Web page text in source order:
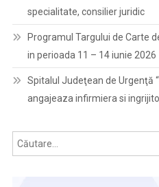
specialitate, consilier juridic
Programul Targului de Carte
in perioada 11 – 14 iunie 2026
Spitalul Judeţean de Urgenţă
angajeaza infirmiera si